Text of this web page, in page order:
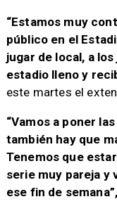
“Estamos muy
público en el
jugar de local, a
estadio lleno y
este martes el
“Vamos a poner
también hay que
Tenemos que
serie muy pareja y
ese fin de semana”,